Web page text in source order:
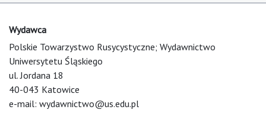
Wydawca
Polskie Towarzystwo Rusycystyczne; Wydawnictwo
Uniwersytetu Śląskiego
ul. Jordana 18
40-043 Katowice
e-mail: wydawnictwo@us.edu.pl